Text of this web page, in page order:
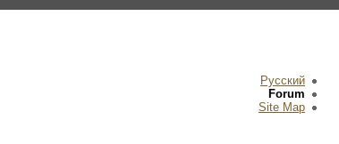
Русский
Forum
Site Map